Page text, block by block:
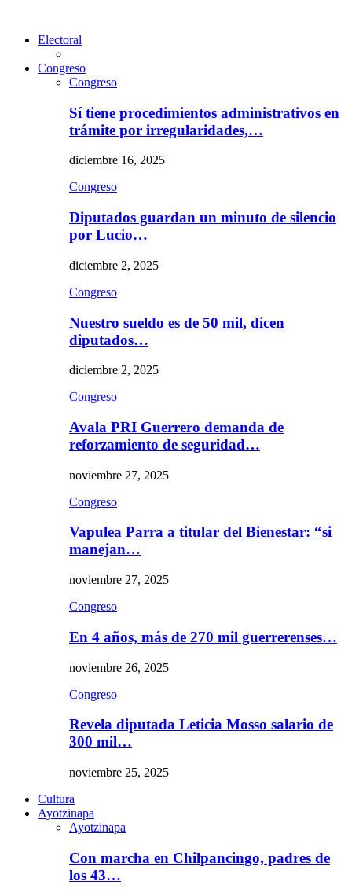
Electoral
Congreso
Congreso
Sí tiene procedimientos administrativos en
trámite por irregularidades,…
diciembre 16, 2025
Congreso
Diputados guardan un minuto de silencio
por Lucio…
diciembre 2, 2025
Congreso
Nuestro sueldo es de 50 mil, dicen
diputados…
diciembre 2, 2025
Congreso
Avala PRI Guerrero demanda de
reforzamiento de seguridad…
noviembre 27, 2025
Congreso
Vapulea Parra a titular del Bienestar: “si
manejan…
noviembre 27, 2025
Congreso
En 4 años, más de 270 mil guerrerenses…
noviembre 26, 2025
Congreso
Revela diputada Leticia Mosso salario de
300 mil…
noviembre 25, 2025
Cultura
Ayotzinapa
Ayotzinapa
Con marcha en Chilpancingo, padres de
los 43…